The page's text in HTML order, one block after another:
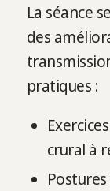
La séance
des
pratiques :
crural à